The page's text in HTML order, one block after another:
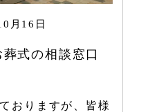
月16日
式の相談窓口
おりますが、皆様